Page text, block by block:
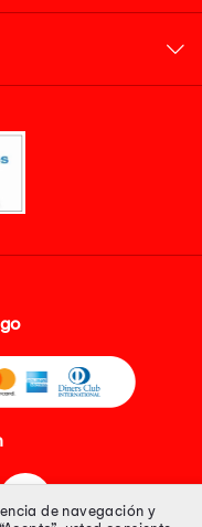
de navegación y